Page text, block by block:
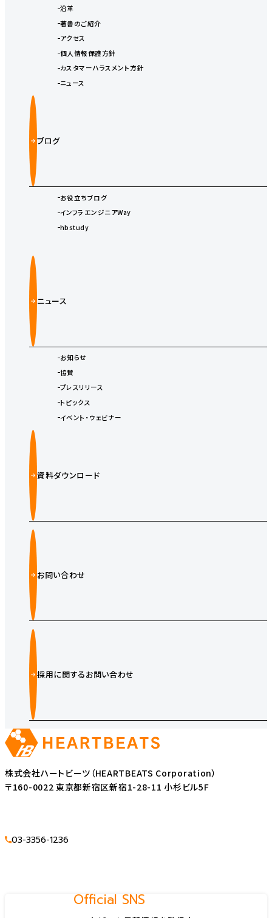
沿革
著書のご紹介
アクセス
個人情報保護方針
カスタマーハラスメント方針
ニュース
ブログ
お役立ちブログ
インフラエンジニアWay
hbstudy
ニュース
お知らせ
協賛
プレスリリース
トピックス
イベント・ウェビナー
資料ダウンロード
お問い合わせ
採用に関するお問い合わせ
株式会社ハートビーツ（HEARTBEATS Corporation）
〒160-0022 東京都新宿区新宿1-28-11 小杉ビル5F
03-3356-1236
Official SNS